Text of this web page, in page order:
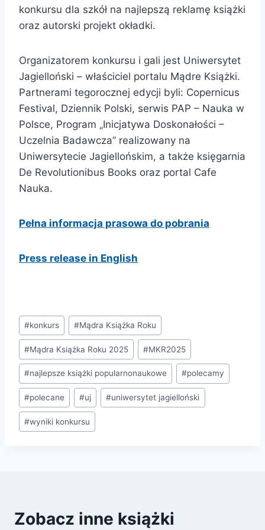
konkursu dla szkół na najlepszą reklamę książki
oraz autorski projekt okładki.
Organizatorem konkursu i gali jest Uniwersytet
Jagielloński – właściciel portalu Mądre Książki.
Partnerami tegorocznej edycji byli: Copernicus
Festival, Dziennik Polski, serwis PAP – Nauka w
Polsce, Program „Inicjatywa Doskonałości –
Uczelnia Badawcza” realizowany na
Uniwersytecie Jagiellońskim, a także księgarnia
De Revolutionibus Books oraz portal Cafe
Nauka.
Pełna informacja prasowa do pobrania
Press release in English
Tagi
wpisu:
#konkurs #Mądra Książka Roku
#Mądra Książka Roku 2025 #MKR2025
#najlepsze książki popularnonaukowe #polecamy
#polecane #uj #uniwersytet jagielloński
#wyniki konkursu
Zobacz inne książki